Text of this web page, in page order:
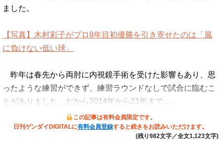
ました。
【写真】木村彩子がプロ8年目初優勝を引き寄せたのは「風
に負けない低い球」
昨年は春先から両肘に内視鏡手術を受けた影響もあり、思
ったような練習ができず、練習ラウンドなしで試合に臨むこ
とがありました。だから2014年から21年まで…
この記事は有料会員限定です。
日刊ゲンダイDIGITALに有料会員登録すると続きをお読みいただけます。
(残り982文字／全文1,123文字)